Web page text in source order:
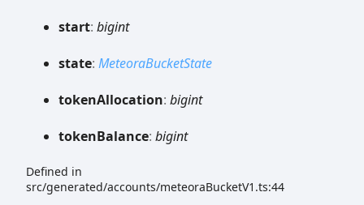
start: bigint
state: MeteoraBucketState
tokenAllocation: bigint
tokenBalance: bigint
Defined in
src/generated/accounts/meteoraBucketV1.ts:44